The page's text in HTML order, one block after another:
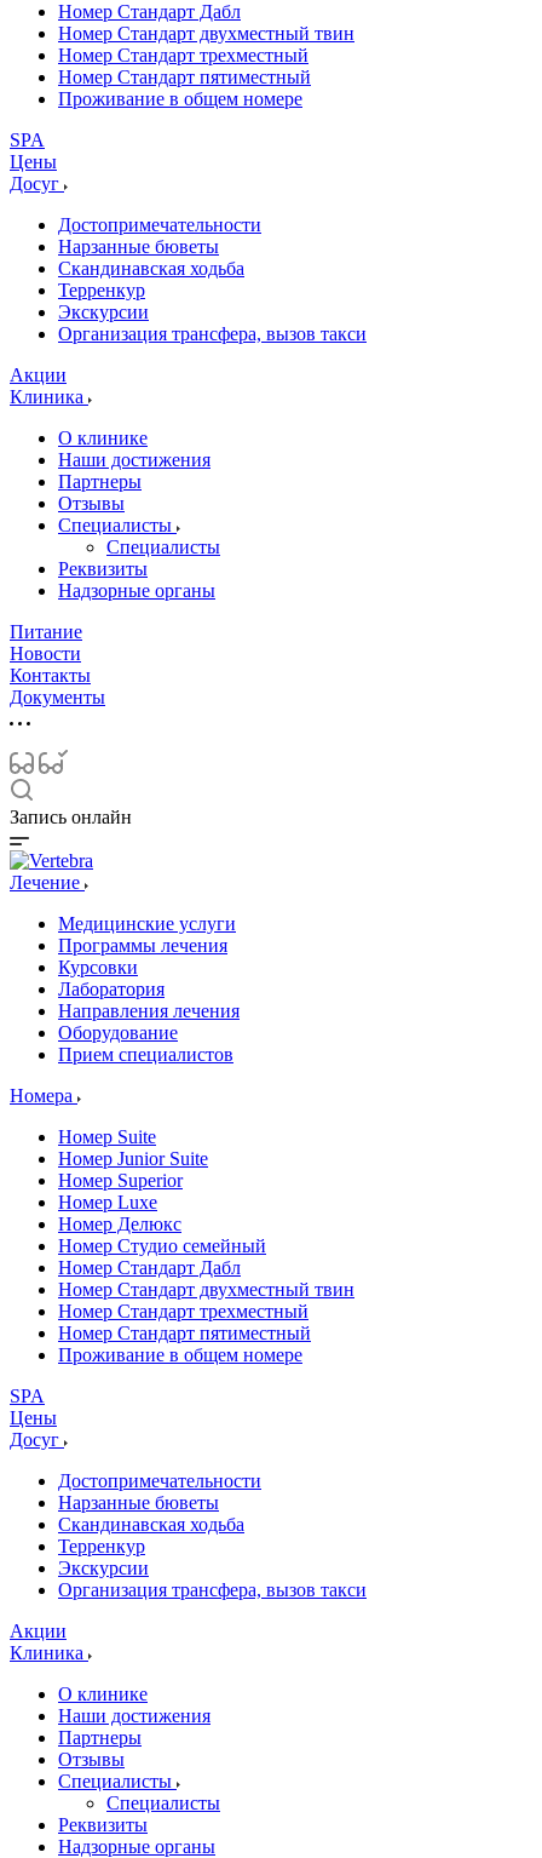
Номер Стандарт Дабл
Номер Стандарт двухместный твин
Номер Стандарт трехместный
Номер Стандарт пятиместный
Проживание в общем номере
SPA
Цены
Досуг
Достопримечательности
Нарзанные бюветы
Скандинавская ходьба
Терренкур
Экскурсии
Организация трансфера, вызов такси
Акции
Клиника
О клинике
Наши достижения
Партнеры
Отзывы
Специалисты
Специалисты
Реквизиты
Надзорные органы
Питание
Новости
Контакты
Документы
Запись онлайн
Лечение
Медицинские услуги
Программы лечения
Курсовки
Лаборатория
Направления лечения
Оборудование
Прием специалистов
Номера
Номер Suite
Номер Junior Suite
Номер Superior
Номер Luxe
Номер Делюкс
Номер Студио семейный
Номер Стандарт Дабл
Номер Стандарт двухместный твин
Номер Стандарт трехместный
Номер Стандарт пятиместный
Проживание в общем номере
SPA
Цены
Досуг
Достопримечательности
Нарзанные бюветы
Скандинавская ходьба
Терренкур
Экскурсии
Организация трансфера, вызов такси
Акции
Клиника
О клинике
Наши достижения
Партнеры
Отзывы
Специалисты
Специалисты
Реквизиты
Надзорные органы